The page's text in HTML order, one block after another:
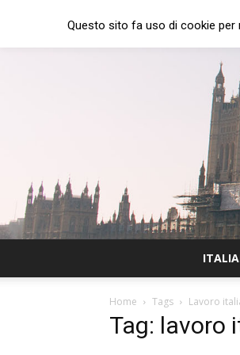
Home Tags Lavoro
Tag: lavoro
Questo sito fa uso di cookie per